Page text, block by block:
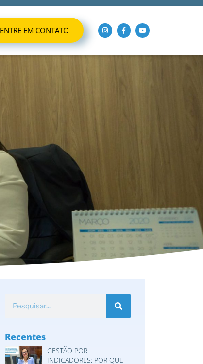
ENTRE EM CONTATO
Recentes
GESTÃO POR
INDICADORES: POR QUE